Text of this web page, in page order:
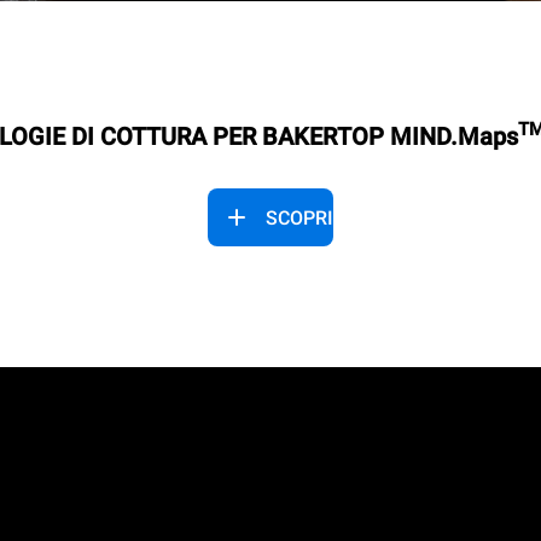
DI COTTURA PER BAKERTOP MIND.MapsTM
SCOPRI